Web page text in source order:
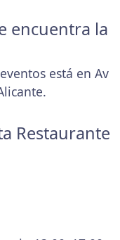
encuentra la
está en Av
Restaurante